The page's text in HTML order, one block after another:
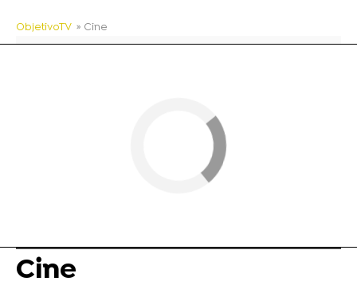
ObjetivoTV » Cine
Cine